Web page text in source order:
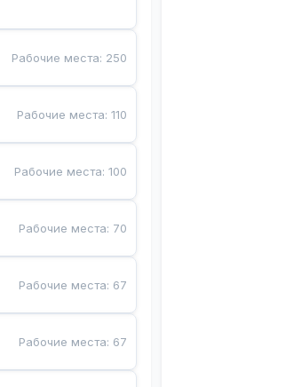
Рабочие места: 250
Рабочие места:110
Рабочие места:100
Рабочие места: 70
Рабочие места: 67
Рабочие места: 67